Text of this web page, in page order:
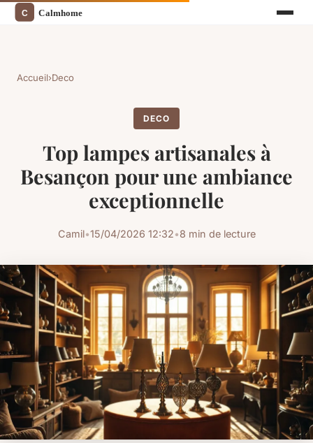
Accueil›Deco
DECO
Top lampes artisanales à
Besançon pour une ambiance
exceptionnelle
Camil•15/04/2026 12:32•8 min de lecture